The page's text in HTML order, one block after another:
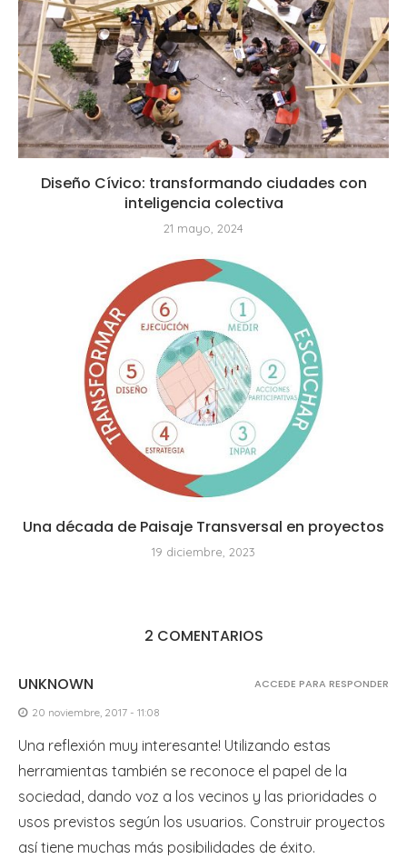
Diseño Cívico: transformando ciudades con
inteligencia colectiva
21 mayo, 2024
Una década de Paisaje Transversal en proyectos
19 diciembre, 2023
2 COMENTARIOS
UNKNOWN
20 noviembre, 2017 - 11:08
Una reflexión muy interesante! Utilizando estas
herramientas también se reconoce el papel de la
sociedad, dando voz a los vecinos y las prioridades o
usos previstos según los usuarios. Construir proyectos
así tiene muchas más posibilidades de éxito.
ACCEDE PARA RESPONDER